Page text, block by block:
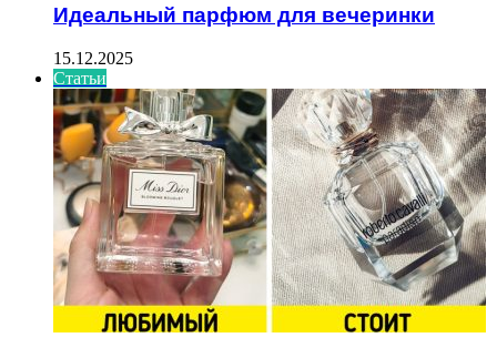
Идеальный парфюм для вечеринки
15.12.2025
Статьи